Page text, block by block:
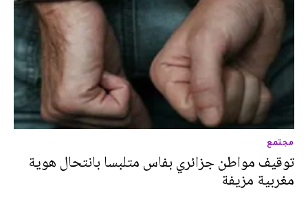
مجتمع
توقيف مواطن جزائري بفاس متلبسا بانتحال هوية
مغربية مزيفة